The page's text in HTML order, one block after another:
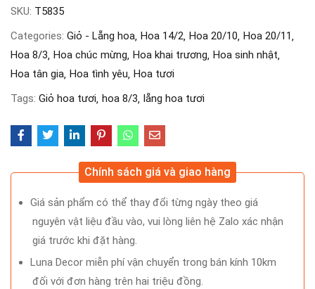
SKU: T5835
Categories: Giỏ - Lẵng hoa Hoa 14/2 Hoa 20/10 Hoa 20/11
Hoa 8/3 Hoa chúc mừng Hoa khai trương Hoa sinh nhật
Hoa tân gia Hoa tình yêu Hoa tươi
Tags: Giỏ hoa tươi hoa 8/3 lẵng hoa tươi
Chính sách giá và giao hàng
Giá sản phẩm có thể thay đổi từng ngày theo giá
nguyên vật liệu đầu vào, vui lòng liên hệ Zalo xác nhận
giá trước khi đặt hàng.
Luna Decor miễn phí vận chuyển trong bán kính 10km
đối với đơn hàng trên hai triệu đồng.